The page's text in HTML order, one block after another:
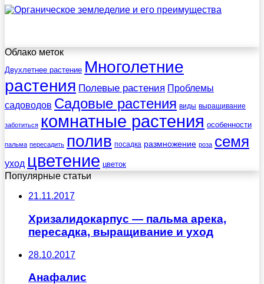
Облако меток
Двухлетнее растение Многолетние
растения Полевые растения Проблемы
садоводов Садовые растения виды выращивание
заботиться комнатные растения особенности
пальма пересадить полив посадка размножение роза семя
уход цветение цветок
Популярные статьи
21.11.2017
Хризалидокарпус — пальма арека,
пересадка, выращивание и уход
28.10.2017
Анафалис